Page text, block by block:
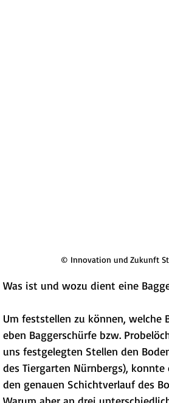
© Innovation und Zukunft
Was ist und wozu dient eine
Um feststellen zu können, welche
eben Baggerschürfe bzw.
uns festgelegten Stellen den
des Tiergarten Nürnbergs),
den genauen Schichtverlauf des